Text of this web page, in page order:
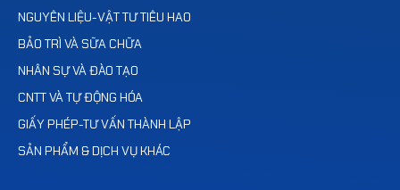
NGUYÊN LIỆU-VẬT TƯ TIÊU HAO
BẢO TRÌ VÀ SỮA CHỮA
NHÂN SỰ VÀ ĐÀO TẠO
CNTT VÀ TỰ ĐỘNG HÓA
GIẤY PHÉP-TƯ VẤN THÀNH LẬP
SẢN PHẨM & DỊCH VỤ KHÁC